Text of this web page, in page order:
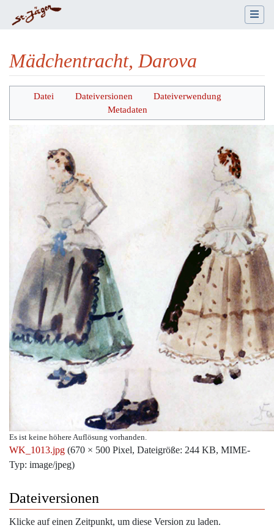
Mädchentracht, Darova
Wechseln zu: Navigation,Suche
Datei Dateiversionen
Dateiverwendung
Metadaten
Es ist keine höhere Auflösung vorhanden.
WK_1013.jpg (670 × 500 Pixel, Dateigröße: 244 KB, MIME-
Typ: image/jpeg)
Dateiversionen
Klicke auf einen Zeitpunkt, um diese Version zu laden.